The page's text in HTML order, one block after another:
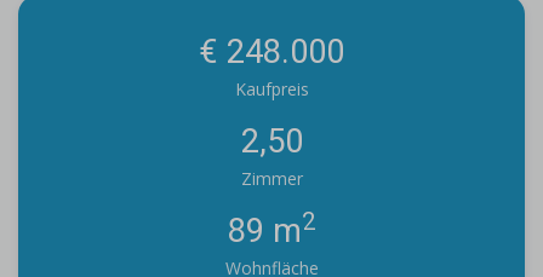
€ 248.000
Kaufpreis
2,50
Zimmer
89 m2
Wohnfläche